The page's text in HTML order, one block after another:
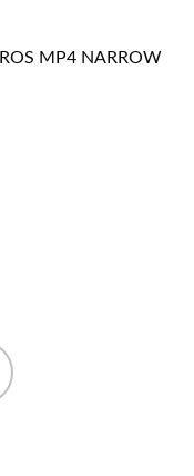
MP4 NARROW